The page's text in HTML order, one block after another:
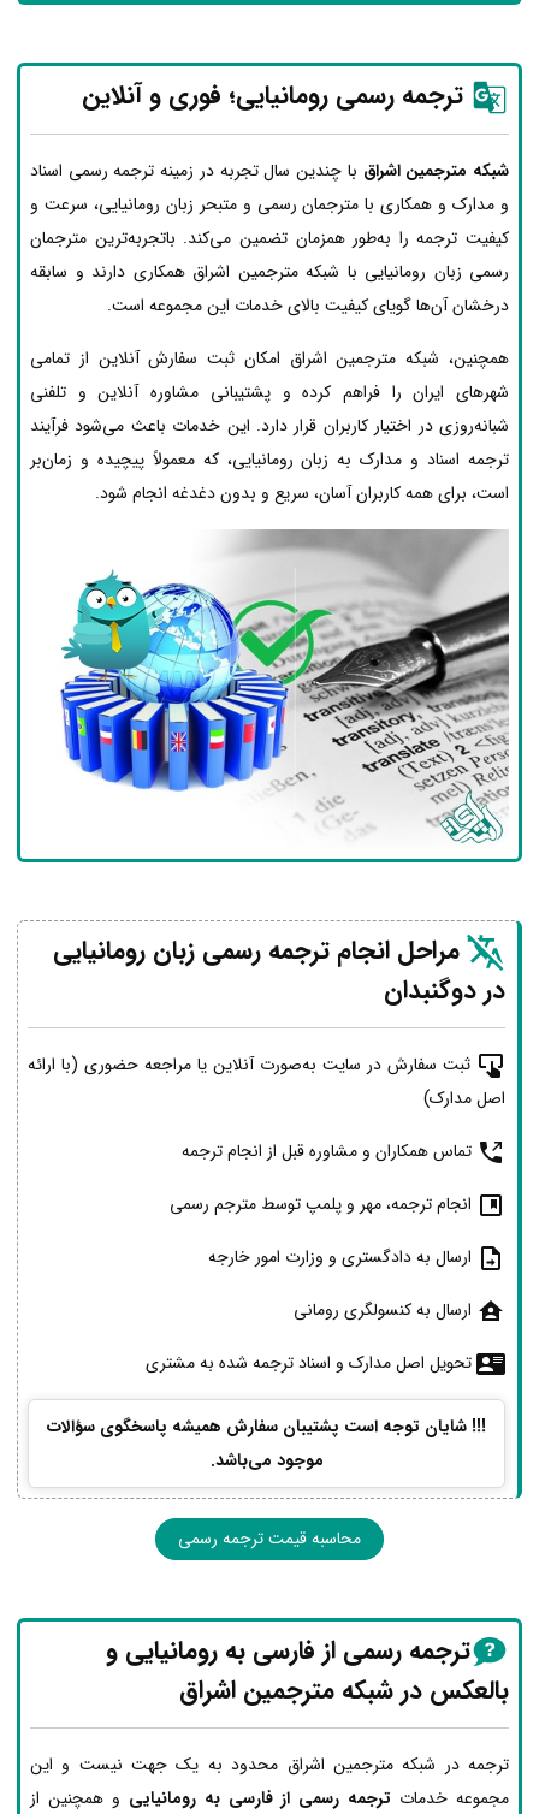
ترجمه رسمی رومانیایی؛ فوری و آنلاین
شبکه مترجمین اشراق با چندین سال تجربه در زمینه ترجمه رسمی اسناد
و مدارک و همکاری با مترجمان رسمی و متبحر زبان رومانیایی، سرعت و
کیفیت ترجمه را به‌طور همزمان تضمین می‌کند. باتجربه‌ترین مترجمان
رسمی زبان رومانیایی با شبکه مترجمین اشراق همکاری دارند و سابقه
درخشان آن‌ها گویای کیفیت بالای خدمات این مجموعه است.
همچنین، شبکه مترجمین اشراق امکان ثبت سفارش آنلاین از تمامی
شهرهای ایران را فراهم کرده و پشتیبانی مشاوره آنلاین و تلفنی
شبانه‌روزی در اختیار کاربران قرار دارد. این خدمات باعث می‌شود فرآیند
ترجمه اسناد و مدارک به زبان رومانیایی، که معمولاً پیچیده و زمان‌بر
است، برای همه کاربران آسان، سریع و بدون دغدغه انجام شود.
مراحل انجام ترجمه رسمی زبان رومانیایی
در دوگنبدان
ثبت سفارش در سایت به‌صورت آنلاین یا مراجعه حضوری (با ارائه
اصل مدارک)
تماس همکاران و مشاوره قبل از انجام ترجمه
انجام ترجمه، مهر و پلمپ توسط مترجم رسمی
ارسال به دادگستری و وزارت امور خارجه
ارسال به کنسولگری رومانی
تحویل اصل مدارک و اسناد ترجمه شده به مشتری
!!! شایان توجه است پشتیبان سفارش همیشه پاسخگوی سؤالات
موجود می‌باشد.
محاسبه قیمت ترجمه رسمی
ترجمه رسمی از فارسی به رومانیایی و
بالعکس در شبکه مترجمین اشراق
ترجمه در شبکه مترجمین اشراق محدود به یک جهت نیست و این
مجموعه خدمات ترجمه رسمی از فارسی به رومانیایی و همچنین از